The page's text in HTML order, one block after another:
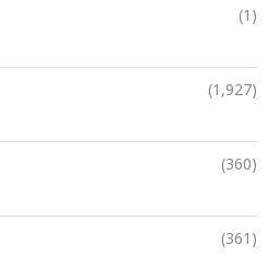
(1)
(1,927)
(360)
(361)